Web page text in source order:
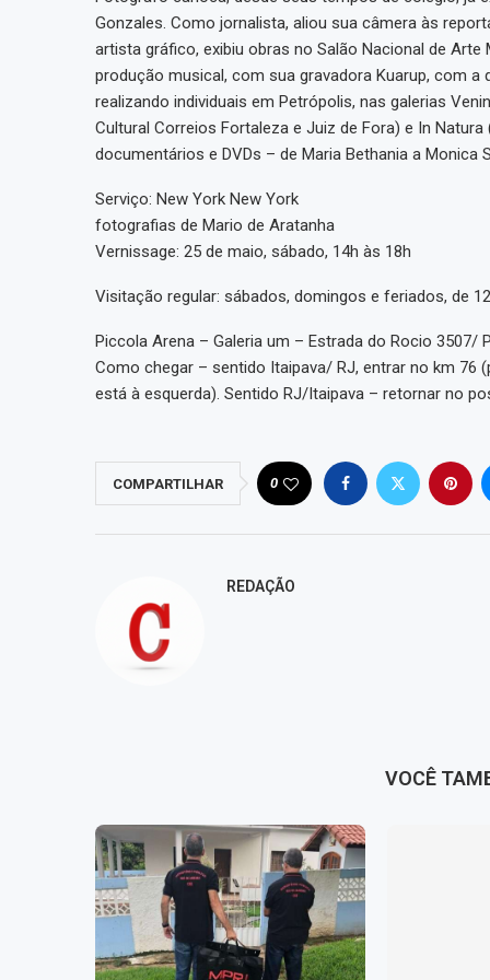
Gonzales. Como jornalista, aliou sua câmera às
artista gráfico, exibiu obras no Salão Nacional de
produção musical, com sua gravadora Kuarup, com
realizando individuais em Petrópolis, nas galerias
Cultural Correios Fortaleza e Juiz de Fora) e In
documentários e DVDs – de Maria Bethania a Monica
Serviço: New York New York
fotografias de Mario de Aratanha
Vernissage: 25 de maio, sábado, 14h às 18h
Visitação regular: sábados, domingos e feriados, de
Piccola Arena – Galeria um – Estrada do Rocio 3507/
Como chegar – sentido Itaipava/ RJ, entrar no km 76
está à esquerda). Sentido RJ/Itaipava – retornar no
COMPARTILHAR 0
REDAÇÃO
VOCÊ